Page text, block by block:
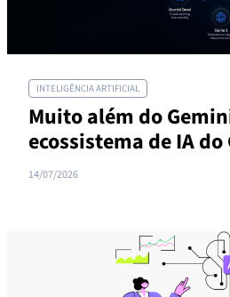
INTELIGÊNCIA ARTIFICIAL
Muito além do
ecossistema de IA do
14/07/2026